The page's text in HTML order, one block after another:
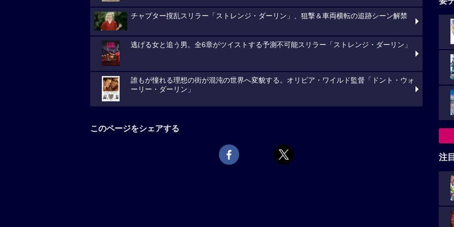
チャプター撹乱スリラー「ストレンジ・ダーリン」、狙撃＆車両横転の追跡シーン解禁
逃げる女と追う男。全6章がツイストする予測不可能スリラー「ストレンジ・ダーリン」
誰もが憧れる理想の街が混沌の世界へ変貌する。オリビア・ワイルド監督「ドント・ウォ
ーリー・ダーリン」
このページをシェアする
注